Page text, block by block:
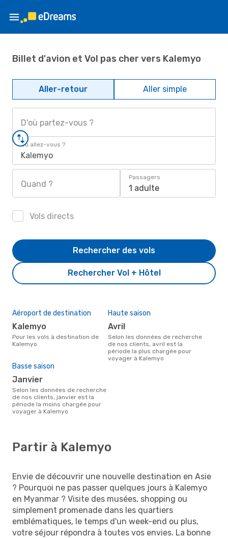
Billet d'avion et Vol pas cher vers Kalemyo
Aller-retour Aller simple
D'où partez-vous ?
Où allez-vous ?
Kalemyo
Quand ?
Passagers
1 adulte
Vols directs
Rechercher Vol + Hôtel
Rechercher des vols
Aéroport de destination
Kalemyo
Pour les vols à destination de
Kalemyo
Haute saison
avril
Selon les données de recherche
de nos clients, avril est la
période la plus chargée pour
voyager à Kalemyo
Basse saison
janvier
Selon les données de recherche
de nos clients, janvier est la
période la moins chargée pour
voyager à Kalemyo
Partir à Kalemyo
Envie de découvrir une nouvelle destination en Asie
? Pourquoi ne pas passer quelques jours à Kalemyo
en Myanmar ? Visite des musées, shopping ou
simplement promenade dans les quartiers
emblématiques, le temps d'un week-end ou plus,
votre séjour répondra à toutes vos envies. La bonne